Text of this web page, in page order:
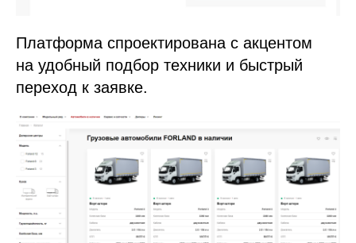
Платформа спроектирована с акцентом
на удобный подбор техники и быстрый
переход к заявке.